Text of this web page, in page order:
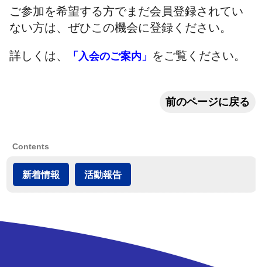
ご参加を希望する方でまだ会員登録されてい
ない方は、ぜひこの機会に登録ください。
詳しくは、 「入会のご案内」 をご覧ください。
前のページに戻る
Contents
新着情報 活動報告